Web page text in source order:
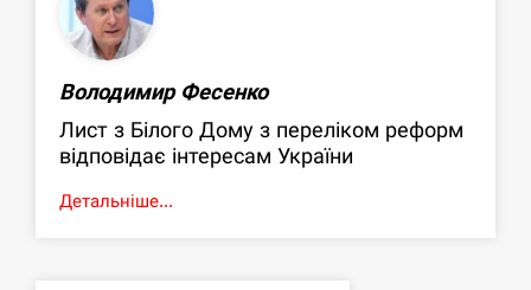
Володимир Фесенко
Лист з Білого Дому з переліком реформ
відповідає інтересам України
Детальніше...